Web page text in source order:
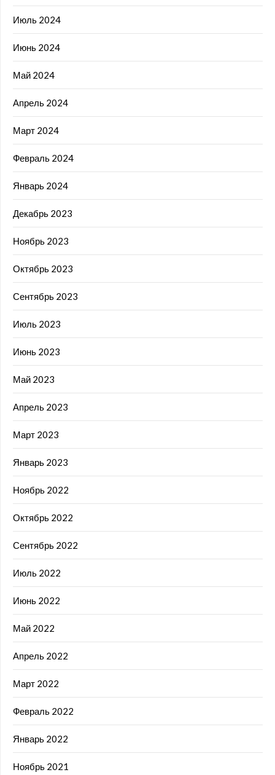
Июль 2024
Июнь 2024
Май 2024
Апрель 2024
Март 2024
Февраль 2024
Январь 2024
Декабрь 2023
Ноябрь 2023
Октябрь 2023
Сентябрь 2023
Июль 2023
Июнь 2023
Май 2023
Апрель 2023
Март 2023
Январь 2023
Ноябрь 2022
Октябрь 2022
Сентябрь 2022
Июль 2022
Июнь 2022
Май 2022
Апрель 2022
Март 2022
Февраль 2022
Январь 2022
Ноябрь 2021